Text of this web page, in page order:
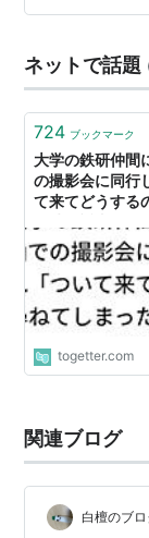
くらんぼの障
ネットで話題
724 ブックマーク
大学の鉄研仲間
の撮影会に同行
て来てどうする
togetter.com
関連ブログ
白檀のブ